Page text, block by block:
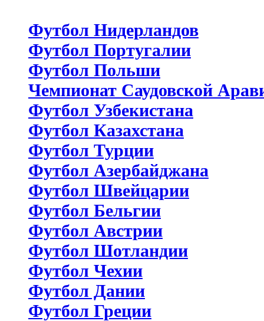
Футбол Нидерландов
Футбол Португалии
Футбол Польши
Чемпионат Саудовской
Футбол Узбекистана
Футбол Казахстана
Футбол Турции
Футбол Азербайджана
Футбол Швейцарии
Футбол Бельгии
Футбол Австрии
Футбол Шотландии
Футбол Чехии
Футбол Дании
Футбол Греции